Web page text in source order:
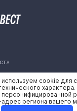
cookie для
характера.
персонифицированной
региона вашего